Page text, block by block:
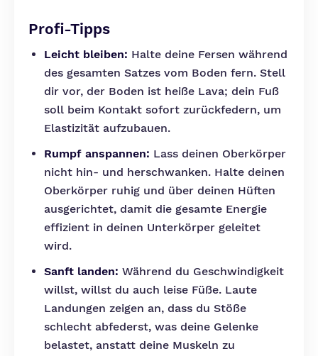
Profi-Tipps
Leicht bleiben: Halte deine Fersen während
des gesamten Satzes vom Boden fern. Stell
dir vor, der Boden ist heiße Lava; dein Fuß
soll beim Kontakt sofort zurückfedern, um
Elastizität aufzubauen.
Rumpf anspannen: Lass deinen Oberkörper
nicht hin- und herschwanken. Halte deinen
Oberkörper ruhig und über deinen Hüften
ausgerichtet, damit die gesamte Energie
effizient in deinen Unterkörper geleitet
wird.
Sanft landen: Während du Geschwindigkeit
willst, willst du auch leise Füße. Laute
Landungen zeigen an, dass du Stöße
schlecht abfederst, was deine Gelenke
belastet, anstatt deine Muskeln zu